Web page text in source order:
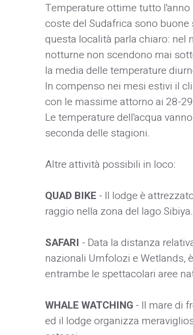
Temperature ottime tutto
coste del Sudafrica sono
questa località parla chiaro: nel
notturne non scendono mai
la media delle temperature
In compenso nei mesi estivi il
con le massime attorno ai 28-
Le temperature dell'acqua
seconda delle stagioni.
Altre attività possibili in loco:
QUAD BIKE - Il lodge è
raggio nella zona del lago Sibiya.
SAFARI - Data la distanza
nazionali Umfolozi e Wetlands,
entrambe le spettacolari aree
WHALE WATCHING - Il mare di
ed il lodge organizza